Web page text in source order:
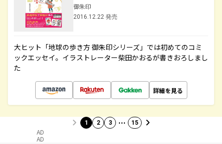
御朱印
2016.12.22 発売
大ヒット「地球の歩き方 御朱印シリーズ」では初めてのコミ
ックエッセイ。イラストレーター柴田かおるが書きおろしまし
た
詳細を見る
1 2 3 … 15
AD
AD